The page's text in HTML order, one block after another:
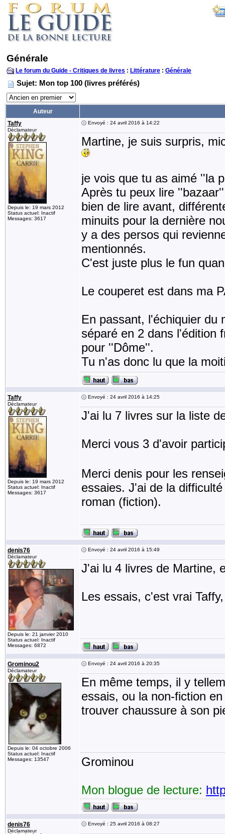
Générale
Le forum du Guide - Critiques de livres : Littérature : Générale
Sujet: Mon top 100 (livres préférés)
Auteur
Taffy
Déclamateur
Depuis le: 19 mars 2012
Status actuel: Inactif
Messages: 3617
Envoyé : 24 avril 2016 à 14:22
Martine, je suis surpris,
je vois que tu as aimé ''la
Après tu peux lire
bien de lire avant,
minuits pour la dernière
y a des persos qui
mentionnés.
C'est juste plus le fun
Le couperet est dans ma
En passant, l'échiquier du
séparé en 2 dans l'édition
pour ''Dôme''.
Tu n'as donc lu que la
Taffy
Déclamateur
Depuis le: 19 mars 2012
Status actuel: Inactif
Messages: 3617
Envoyé : 24 avril 2016 à 14:25
J'ai lu 7 livres sur la liste
Merci vous 3 d'avoir
Merci denis pour les
essaies. J'ai de la
roman (fiction).
denis76
Déclamateur
Depuis le: 21 janvier 2010
Status actuel: Inactif
Messages: 6872
Envoyé : 24 avril 2016 à 15:49
J'ai lu 4 livres de Martine,
Les essais, c'est vrai
Grominou2
Déclamateur
Depuis le: 04 octobre 2006
Status actuel: Inactif
Messages: 13547
Envoyé : 24 avril 2016 à 20:35
En même temps, il y
essais, ou la non-fiction
trouver chaussure à son
Grominou
Mon blogue de lecture:
denis76
Déclamateur
Envoyé : 25 avril 2016 à 08:27